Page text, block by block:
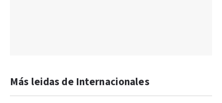
Más leidas de Internacionales